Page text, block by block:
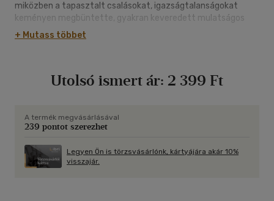
miközben a tapasztalt csalásokat, igazságtalanságokat
keményen megbüntette, gyakran keveredett mulatságos
helyzetbe. A szórakoztató, csattanósan rövid anekdotákat
Szép Ernő, a kedves szavú költő gyűjtötte egy kötetbe.
cseh vitézről is. S hogy miért és mire mondjuk azt, hogy
+ Mutass többet
Utolsó ismert ár: 2 399 Ft
A termék megvásárlásával
239 pontot szerezhet
Legyen Ön is törzsvásárlónk, kártyájára akár 10%
visszajár.